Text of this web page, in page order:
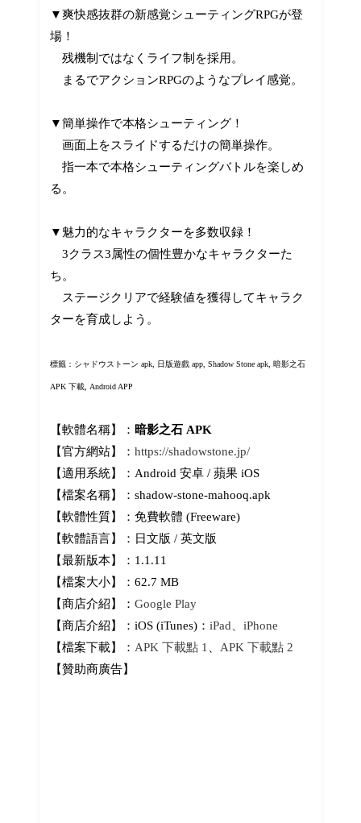
▼爽快感抜群の新感覚シューティングRPGが登
場！
残機制ではなくライフ制を採用。
まるでアクションRPGのようなプレイ感覚。
▼簡単操作で本格シューティング！
画面上をスライドするだけの簡単操作。
指一本で本格シューティングバトルを楽しめ
る。
▼魅力的なキャラクターを多数収録！
3クラス3属性の個性豊かなキャラクターた
ち。
ステージクリアで経験値を獲得してキャラク
ターを育成しよう。
標籤：シャドウストーン apk, 日版遊戲 app, Shadow Stone apk, 暗影之石
APK 下載, Android APP
【軟體名稱】： 暗影之石 APK
【官方網站】： https://shadowstone.jp/
【適用系統】：Android 安卓 / 蘋果 iOS
【檔案名稱】：shadow-stone-mahooq.apk
【軟體性質】：免費軟體 (Freeware)
【軟體語言】：日文版 / 英文版
【最新版本】：1.1.11
【檔案大小】：62.7 MB
【商店介紹】： Google Play
【商店介紹】：iOS (iTunes)： iPad、iPhone
【檔案下載】： APK 下載點 1、 APK 下載點 2
【贊助商廣告】